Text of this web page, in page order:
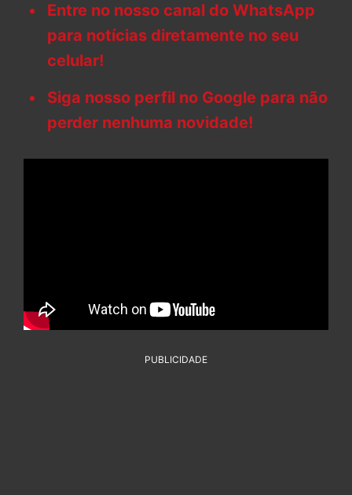
Entre no nosso canal do WhatsApp
para notícias diretamente no seu
celular!
Siga nosso perfil no Google para não
perder nenhuma novidade!
PUBLICIDADE